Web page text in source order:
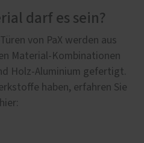
darf es sein?
von PaX werden aus
Material-Kombinationen
Holz-Aluminium gefertigt.
haben, erfahren Sie
hier: